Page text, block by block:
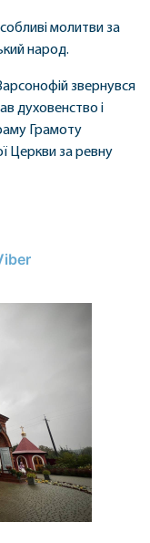
молитви за
народ.
звернувся
духовенство і
Грамоту
Церкви за ревну